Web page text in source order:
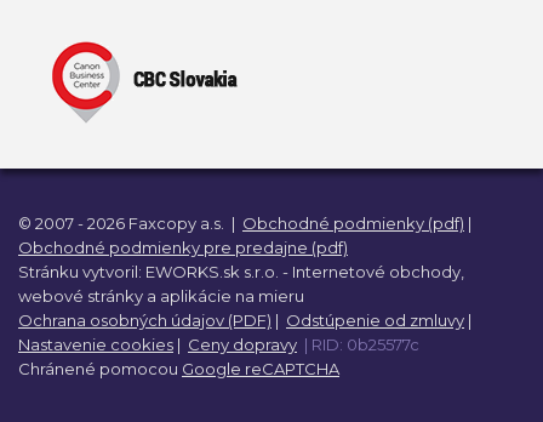
© 2007 - 2026 Faxcopy a.s. | Obchodné podmienky (pdf) |
Obchodné podmienky pre predajne (pdf)
Stránku vytvoril: EWORKS.sk s.r.o. - Internetové obchody,
webové stránky a aplikácie na mieru
Ochrana osobných údajov (PDF) | Odstúpenie od zmluvy |
Nastavenie cookies | Ceny dopravy | RID: 0b25577c
Chránené pomocou Google reCAPTCHA